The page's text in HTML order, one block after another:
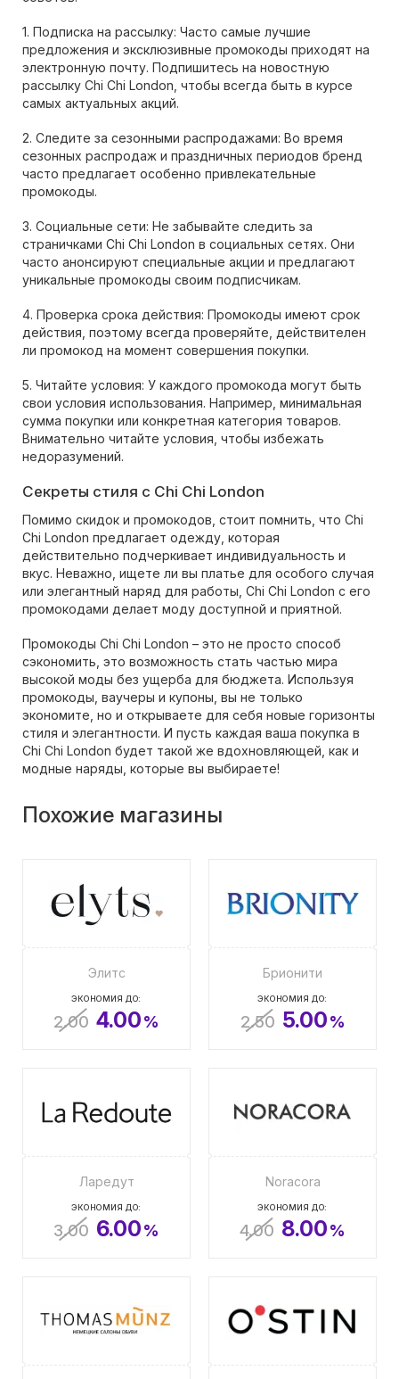
1. Подписка на рассылку: Часто самые лучшие
предложения и эксклюзивные промокоды приходят на
электронную почту. Подпишитесь на новостную
рассылку Chi Chi London, чтобы всегда быть в курсе
самых актуальных акций.
2. Следите за сезонными распродажами: Во время
сезонных распродаж и праздничных периодов бренд
часто предлагает особенно привлекательные
промокоды.
3. Социальные сети: Не забывайте следить за
страничками Chi Chi London в социальных сетях. Они
часто анонсируют специальные акции и предлагают
уникальные промокоды своим подписчикам.
4. Проверка срока действия: Промокоды имеют срок
действия, поэтому всегда проверяйте, действителен
ли промокод на момент совершения покупки.
5. Читайте условия: У каждого промокода могут быть
свои условия использования. Например, минимальная
сумма покупки или конкретная категория товаров.
Внимательно читайте условия, чтобы избежать
недоразумений.
Секреты стиля с Chi Chi London
Помимо скидок и промокодов, стоит помнить, что Chi
Chi London предлагает одежду, которая
действительно подчеркивает индивидуальность и
вкус. Неважно, ищете ли вы платье для особого случая
или элегантный наряд для работы, Chi Chi London с его
промокодами делает моду доступной и приятной.
Промокоды Chi Chi London – это не просто способ
сэкономить, это возможность стать частью мира
высокой моды без ущерба для бюджета. Используя
промокоды, ваучеры и купоны, вы не только
экономите, но и открываете для себя новые горизонты
стиля и элегантности. И пусть каждая ваша покупка в
Chi Chi London будет такой же вдохновляющей, как и
модные наряды, которые вы выбираете!
Похожие магазины
Элитс
ЭКОНОМИЯ ДО:
2.00 4.00%
Брионити
ЭКОНОМИЯ ДО:
2.50 5.00%
Ларедут
ЭКОНОМИЯ ДО:
3.00 6.00%
Noracora
ЭКОНОМИЯ ДО:
4.00 8.00%